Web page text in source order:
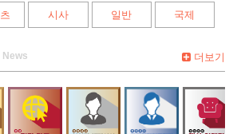
시사 일반 국제
더보기